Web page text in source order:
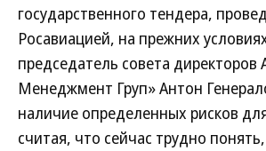
государственного тендера,
Росавиацией, на прежних
председатель совета директоров
Менеджмент Груп» Антон
наличие определенных рисков
считая, что сейчас трудно